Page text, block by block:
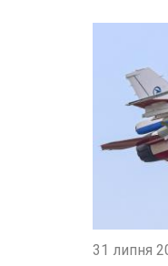
31 липня